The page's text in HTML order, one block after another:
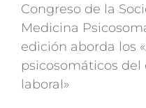
Congreso de la
Medicina
edición aborda los
psicosomáticos del
laboral»